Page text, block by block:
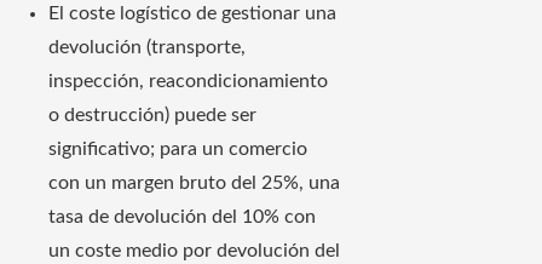
El coste logístico de gestionar una
devolución (transporte,
inspección, reacondicionamiento
o destrucción) puede ser
significativo; para un comercio
con un margen bruto del 25%, una
tasa de devolución del 10% con
un coste medio por devolución del